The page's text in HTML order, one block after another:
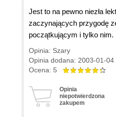
Jest to na pewno niezła
zaczynających przygodę
początkującym i tylko nim.
Opinia: Szary
Opinia dodana: 2003-01-04
Ocena: 5
Opinia
niepotwierdzona
zakupem